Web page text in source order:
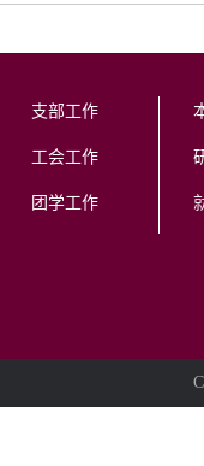
支部工作
工会工作
团学工作